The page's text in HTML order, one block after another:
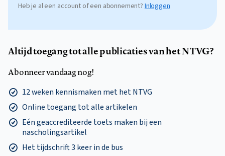
Heb je al een account of een abonnement? Inloggen
Altijd toegang tot alle publicaties van het NTVG?
Abonneer vandaag nog!
12 weken kennismaken met het NTVG
Online toegang tot alle artikelen
Eén geaccrediteerde toets maken bij een
nascholingsartikel
Het tijdschrift 3 keer in de bus